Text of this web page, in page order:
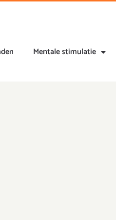
Mentale stimulatie